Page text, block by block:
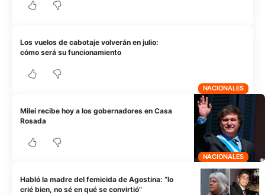
NACIONALES
Los vuelos de cabotaje volverán en julio:
cómo será su funcionamiento
NACIONALES
Milei recibe hoy a los gobernadores en Casa
Rosada
Habló la madre del femicida de Agostina: “lo
crié bien, no sé en qué se convirtió”